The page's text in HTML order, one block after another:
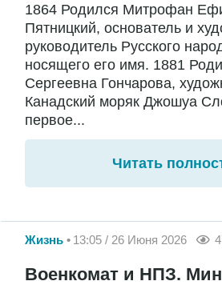
1864 Родился Митрофан
Пятницкий, основатель и
руководитель Русского
носящего его имя. 1881
Сергеевна Гончарова,
Канадский моряк Джошуа
первое...
Читать
Жизнь 13:05 / 26 Июня 2026
Военкомат и НПЗ.